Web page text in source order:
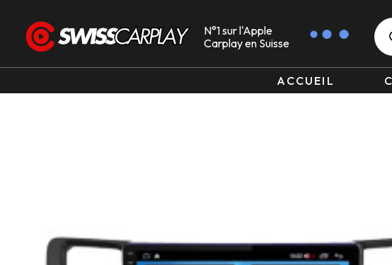
N°1 sur l'Apple
Carplay en Suisse
ACCUEIL